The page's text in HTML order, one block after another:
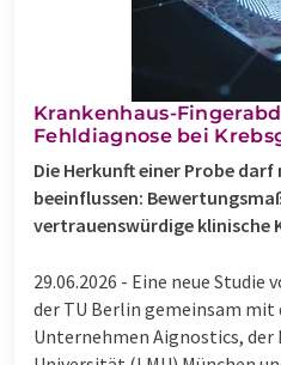
Krankenhaus-
Fehldiagnose bei
Die Herkunft einer Probe
beeinflussen:
vertrauenswürdige klinische
29.06.2026 - Eine neue Studie
der TU Berlin gemeinsam mit
Unternehmen Aignostics,